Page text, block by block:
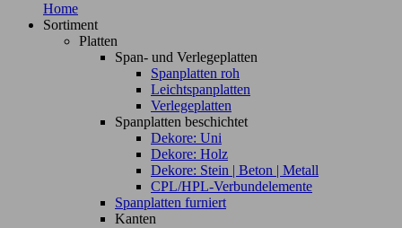
Home
Sortiment
Platten
Span- und Verlegeplatten
Spanplatten roh
Leichtspanplatten
Verlegeplatten
Spanplatten beschichtet
Dekore: Uni
Dekore: Holz
Dekore: Stein | Beton | Metall
CPL/HPL-Verbundelemente
Spanplatten furniert
Kanten